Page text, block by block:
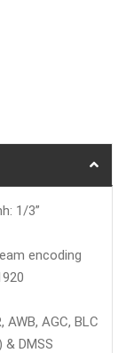
1/3”
encoding
AWB, AGC, BLC
& DMSS